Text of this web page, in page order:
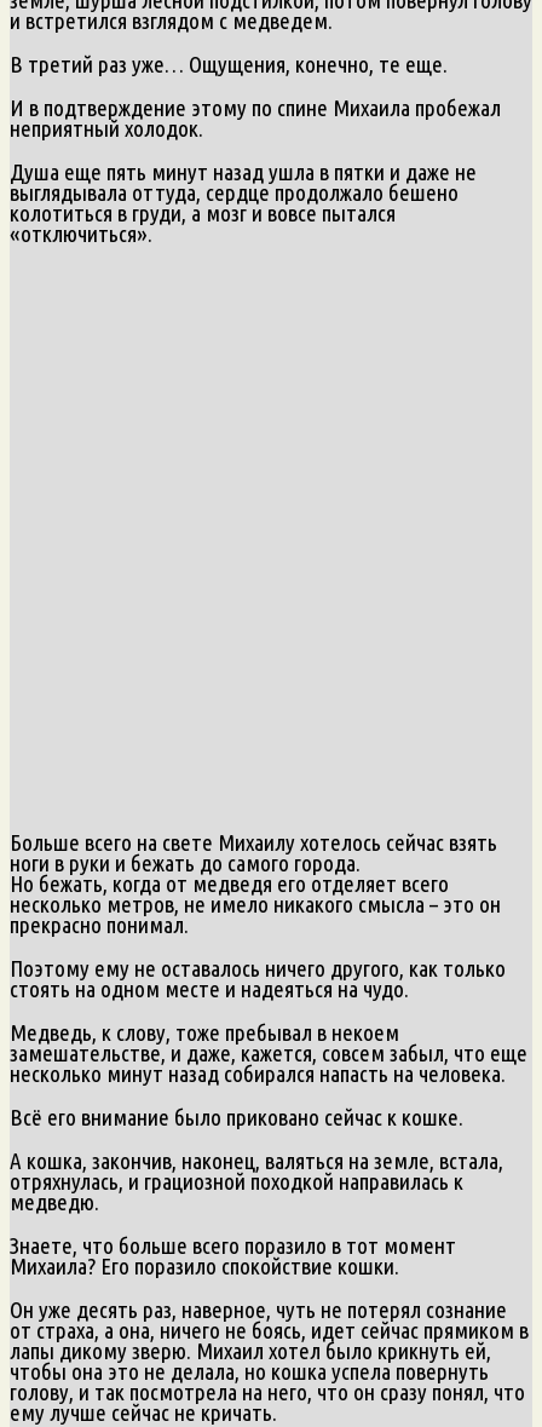
и встретился взглядом с медведем.
В третий раз уже… Ощущения, конечно, те еще.
И в подтверждение этому по спине Михаила пробежал
неприятный холодок.
Душа еще пять минут назад ушла в пятки и даже не
выглядывала оттуда, сердце продолжало бешено
колотиться в груди, а мозг и вовсе пытался
«отключиться».
Больше всего на свете Михаилу хотелось сейчас взять
ноги в руки и бежать до самого города.
Но бежать, когда от медведя его отделяет всего
несколько метров, не имело никакого смысла – это он
прекрасно понимал.
Поэтому ему не оставалось ничего другого, как только
стоять на одном месте и надеяться на чудо.
Медведь, к слову, тоже пребывал в некоем
замешательстве, и даже, кажется, совсем забыл, что еще
несколько минут назад собирался напасть на человека.
Всё его внимание было приковано сейчас к кошке.
А кошка, закончив, наконец, валяться на земле, встала,
отряхнулась, и грациозной походкой направилась к
медведю.
Знаете, что больше всего поразило в тот момент
Михаила? Его поразило спокойствие кошки.
Он уже десять раз, наверное, чуть не потерял сознание
от страха, а она, ничего не боясь, идет сейчас прямиком в
лапы дикому зверю. Михаил хотел было крикнуть ей,
чтобы она это не делала, но кошка успела повернуть
голову, и так посмотрела на него, что он сразу понял, что
ему лучше сейчас не кричать.